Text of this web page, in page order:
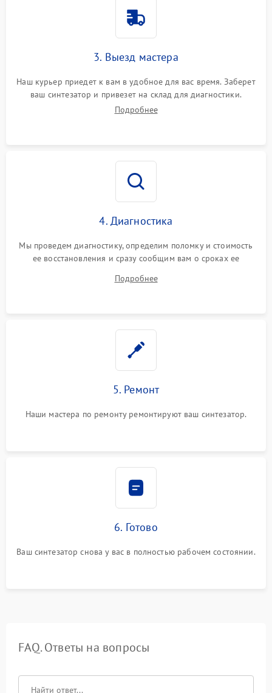
3. Выезд мастера
Наш курьер приедет к вам в удобное для вас время. Заберет
ваш синтезатор и привезет на склад для диагностики.
Подробнее
4. Диагностика
Мы проведем диагностику, определим поломку и стоимость
ее восстановления и сразу сообщим вам о сроках ее
Подробнее
5. Ремонт
Наши мастера по ремонту ремонтируют ваш синтезатор.
6. Готово
Ваш синтезатор снова у вас в полностью рабочем состоянии.
FAQ. Ответы на вопросы